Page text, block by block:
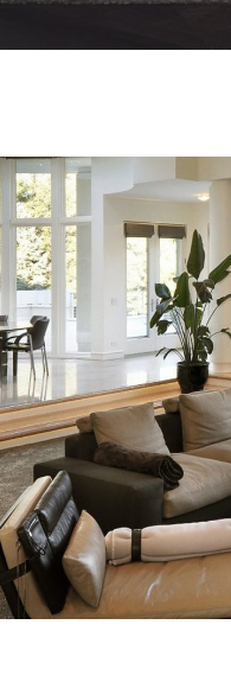
White